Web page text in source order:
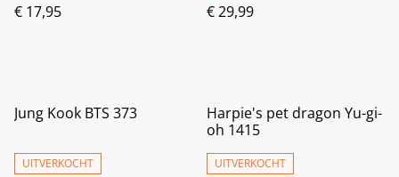
€ 17,95 € 29,99
Jung Kook BTS 373
UITVERKOCHT
Harpie's pet dragon Yu-gi-
oh 1415
UITVERKOCHT